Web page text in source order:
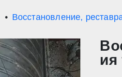
Восстановление,
ия